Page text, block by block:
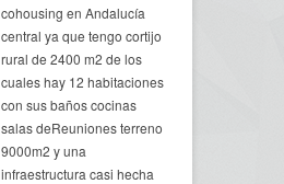
cohousing en Andalucía
central ya que tengo cortijo
rural de 2400 m2 de los
cuales hay 12 habitaciones
con sus baños cocinas
salas deReuniones terreno
9000m2 y una
infraestructura casi hecha